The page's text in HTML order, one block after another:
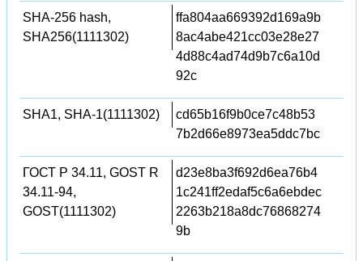
SHA-256 hash,
SHA256(1111302)
ffa804aa669392d169a9b
8ac4abe421cc03e28e27
4d88c4ad74d9b7c6a10d
92c
SHA1, SHA-1(1111302)
cd65b16f9b0ce7c48b53
7b2d66e8973ea5ddc7bc
ГОСТ Р 34.11, GOST R
34.11-94,
GOST(1111302)
d23e8ba3f692d6ea76b4
1c241ff2edaf5c6a6ebdec
2263b218a8dc76868274
9b